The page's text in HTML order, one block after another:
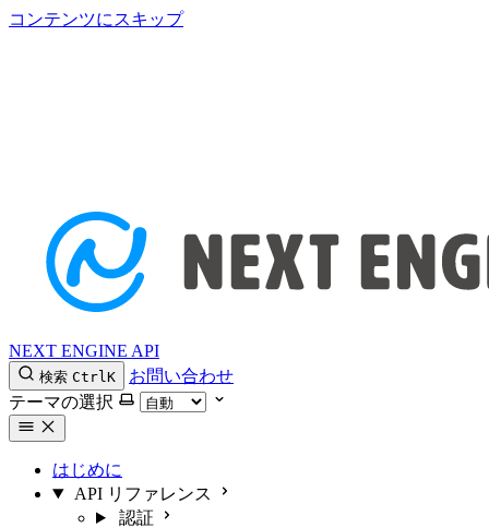
コンテンツにスキップ
NEXT ENGINE API
検索 CtrlK
お問い合わせ
テーマの選択
はじめに
API リファレンス
認証